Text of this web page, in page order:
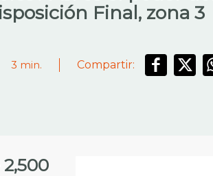
Final, zona 3
3 min. Compartir: